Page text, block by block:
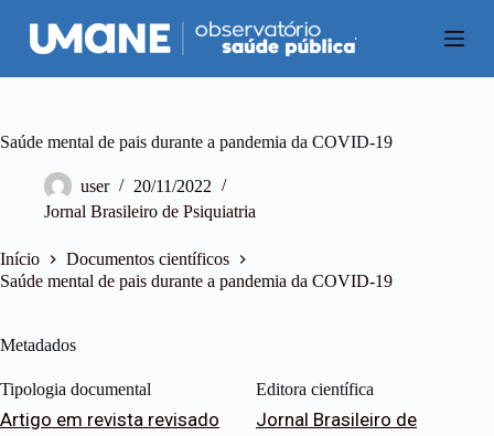
P
u
a
a
n
t
d
Saúde mental de pais durante a pandemia da COVID-19
user
20/11/2022
Jornal Brasileiro de Psiquiatria
Início
Documentos científicos
Saúde mental de pais durante a pandemia da COVID-19
Metadados
Tipologia documental
Artigo em revista revisado
Editora científica
Jornal Brasileiro de